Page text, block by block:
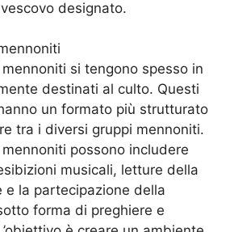
designato.
si tengono spesso in
destinati al culto. Questi
un formato più strutturato
tra i diversi gruppi mennoniti.
possono includere
musicali, letture della
e la partecipazione della
forma di preghiere e